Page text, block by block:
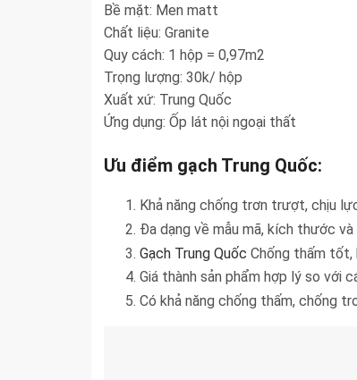
Bề mặt: Men matt
Chất liệu: Granite
Quy cách: 1 hộp = 0,97m2
Trọng lượng: 30k/ hộp
Xuất xứ: Trung Quốc
Ứng dụng: Ốp lát nội ngoại thất
Ưu điểm gạch Trung Quốc:
Khả năng chống trơn trượt, chịu
Đa dạng về mẫu mã, kích thước
Gạch Trung Quốc Chống thấm tốt,
Giá thành sản phẩm hợp lý so với
Có khả năng chống thấm, chống